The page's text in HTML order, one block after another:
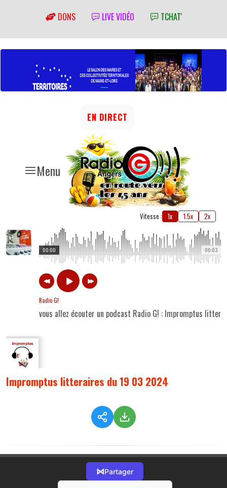
DONS LIVE VIDÉO TCHAT'
Menu
EN DIRECT
Vitesse : 1x 1.5x 2x
00:03
00:00
Radio G!
vous allez écouter un podcast Radio G! : Impromptus
Impromptus litteraires du 19 03 2024
⋈Partager